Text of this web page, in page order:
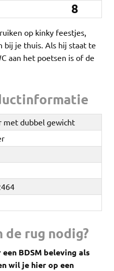
8
op kinky feestjes,
je thuis. Als hij staat te
aan het poetsen is of de
met dubbel gewicht
rug nodig?
BDSM beleving als
wil je hier op een